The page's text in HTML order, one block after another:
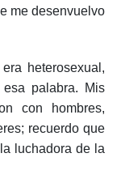
me desenvuelvo
heterosexual,
palabra. Mis
con hombres,
recuerdo que
luchadora de la